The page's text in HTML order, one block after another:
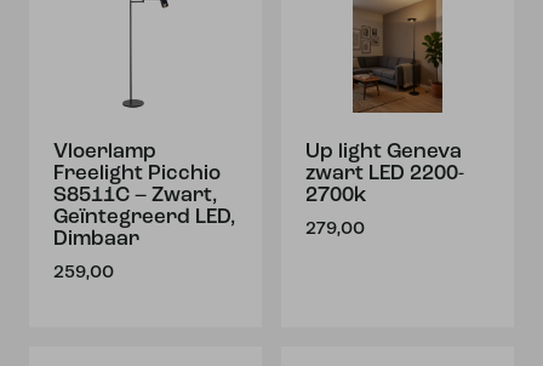
Vloerlamp
Freelight Picchio
S8511C – Zwart,
Geïntegreerd LED,
Dimbaar
259,00
Up light Geneva
zwart LED 2200-
2700k
279,00